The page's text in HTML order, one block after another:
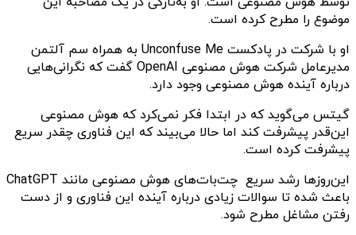
موضوع را مطرح کرده است.
او با شرکت در پادکست Unconfuse Me به همراه سم آلتمن
مدیرعامل شرکت هوش مصنوعی OpenAI گفت که نگرانی‌هایی
درباره آینده هوش مصنوعی وجود دارد.
گیتس می‌گوید که در ابتدا فکر نمی‌کرد که هوش مصنوعی
این‌قدر پیشرفت کند اما حالا می‌بیند که این فناوری چقدر سریع
پیشرفت کرده است.
این‌روزها رشد سریع چت‌بات‌های هوش مصنوعی مانند ChatGPT
باعث شده تا سوالات زیادی درباره آینده این فناوری و از دست
رفتن مشاغل مطرح شود.